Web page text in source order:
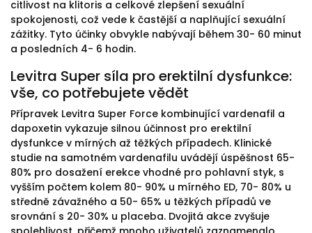
citlivost na klitoris a celkové zlepšení sexuální
spokojenosti, což vede k častější a naplňující sexuální
zážitky. Tyto účinky obvykle nabývají během 30- 60 minut
a posledních 4- 6 hodin.
Levitra Super síla pro erektilní dysfunkce:
vše, co potřebujete vědět
Přípravek Levitra Super Force kombinující vardenafil a
dapoxetin vykazuje silnou účinnost pro erektilní
dysfunkce v mírných až těžkých případech. Klinické
studie na samotném vardenafilu uvádějí úspěšnost 65-
80% pro dosažení erekce vhodné pro pohlavní styk, s
vyšším počtem kolem 80- 90% u mírného ED, 70- 80% u
středně závažného a 50- 65% u těžkých případů ve
srovnání s 20- 30% u placeba. Dvojitá akce zvyšuje